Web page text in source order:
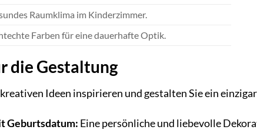
Raumklima im Kinderzimmer.
Farben für eine dauerhafte Optik.
die Gestaltung
kreativen Ideen inspirieren und gestalten Sie ein
Geburtsdatum: Eine persönliche und liebevolle